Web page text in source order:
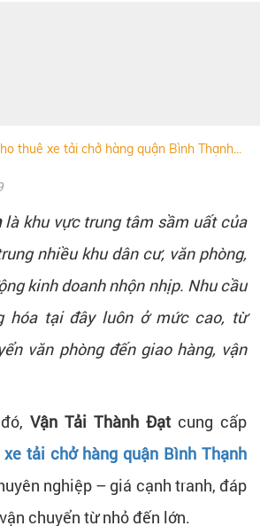
thuê xe tải chở hàng quận Bình Thạnh...
là khu vực trung tâm sầm uất của
nhiều khu dân cư, văn phòng,
kinh doanh nhộn nhịp. Nhu cầu
hóa tại đây luôn ở mức cao, từ
văn phòng đến giao hàng, vận
Vận Tải Thành Đạt cung cấp
xe tải chở hàng quận Bình Thạnh
nghiệp – giá cạnh tranh, đáp
chuyển từ nhỏ đến lớn.